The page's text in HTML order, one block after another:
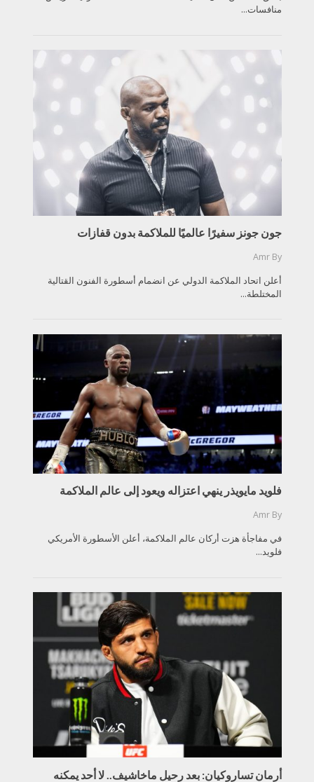
منافسات...
جون جونز سفيرًا عالميًا للملاكمة بدون قفازات
By
Amr
أعلن اتحاد الملاكمة الدولي عن انضمام أسطورة الفنون القتالية
المختلطة...
فلويد مايويذر ينهي اعتزاله ويعود إلى عالم الملاكمة
By
Amr
في مفاجأة هزت أركان عالم الملاكمة، أعلن الأسطورة الأمريكي
فلويد...
أرمان تساروكيان: بعد رحيل ماخاشيف.. لا أحد يمكنه